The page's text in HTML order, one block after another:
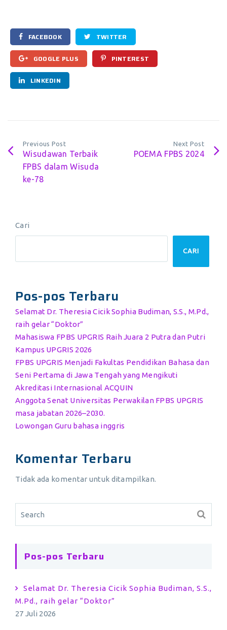
FACEBOOK TWITTER
GOOGLE PLUS PINTEREST
LINKEDIN
Previous Post
Wisudawan Terbaik
FPBS dalam Wisuda
ke-78
Next Post
POEMA FPBS 2024
Cari
CARI
Pos-pos Terbaru
Selamat Dr. Theresia Cicik Sophia Budiman, S.S., M.Pd.,
raih gelar “Doktor”
Mahasiswa FPBS UPGRIS Raih Juara 2 Putra dan Putri
Kampus UPGRIS 2026
FPBS UPGRIS Menjadi Fakultas Pendidikan Bahasa dan
Seni Pertama di Jawa Tengah yang Mengikuti
Akreditasi Internasional ACQUIN
Anggota Senat Universitas Perwakilan FPBS UPGRIS
masa jabatan 2026–2030.
Lowongan Guru bahasa inggris
Komentar Terbaru
Tidak ada komentar untuk ditampilkan.
Pos-pos Terbaru
Selamat Dr. Theresia Cicik Sophia Budiman, S.S.,
M.Pd., raih gelar “Doktor”
27 Juli 2026